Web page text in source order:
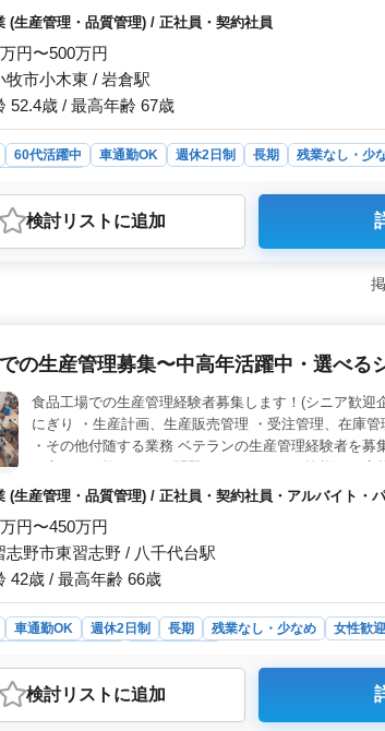
り ＊昇給制度あり ＊車通勤OK ＊無料駐車場あり ＊50
(生産管理・品質管理) / 正社員・契約社員
円〜500万円
牧市小木東 / 岩倉駅
52.4歳 / 最高年齢 67歳
60代活躍中 車通勤OK 週休2日制 長期 残業なし・少
ポイント
きやすい環境＞ 本求人は50歳以上の方が多く活躍し
と福利厚生が充実＞ 高水準な給与に加え、賞与は年
検討リスト に追加
の生産管理募集〜中高年活躍中・選べる
食品工場での生産管理経験者募集します！(シニア歓迎
にぎり ・生産計画、生産販売管理 ・受注管理、在庫
・その他付随する業務 ベテランの生産管理経験者を募
た方でも経験があれば問題ございません。 皆様のご応
(生産管理・品質管理) / 正社員・契約社員・アルバイト・
円〜450万円
志野市東習志野 / 八千代台駅
42歳 / 最高年齢 66歳
車通勤OK 週休2日制 長期 残業なし・少なめ 女性歓迎
ポイント
テラン歓迎＞ 経験豊富な生産管理経験者を歓迎。シニ
検討リスト に追加